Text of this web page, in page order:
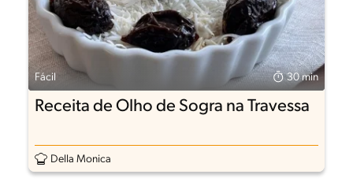
Fácil 30 min
Receita de Olho de Sogra na Travessa
Della Monica